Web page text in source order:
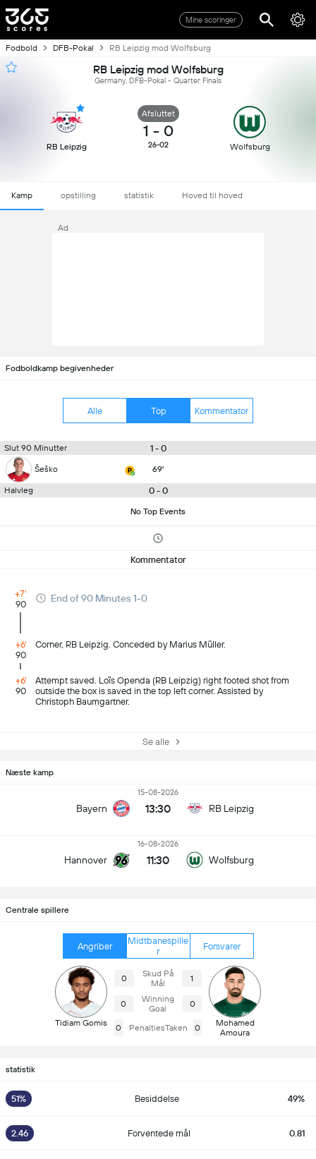
Mine scoringer
Fodbold DFB-Pokal RB Leipzig mod Wolfsburg
RB Leipzig mod Wolfsburg
Germany, DFB-Pokal - Quarter Finals
RB Leipzig
Afsluttet
1 - 0
26-02 Wolfsburg
Kamp opstilling statistik Hoved til hoved
Ad
Fodboldkamp begivenheder
Alle Top Kommentator
Slut 90 Minutter 1 - 0
Šeško 69'
Halvleg 0 - 0
No Top Events
Kommentator
+7'
90
End of 90 Minutes 1-0
+6'
90
Corner, RB Leipzig. Conceded by Marius Müller.
+6'
90
Attempt saved. Loïs Openda (RB Leipzig) right footed shot from
outside the box is saved in the top left corner. Assisted by
Christoph Baumgartner.
Se alle
Næste kamp
Bayern
15-08-2026
13:30 RB Leipzig
Hannover
16-08-2026
11:30 Wolfsburg
Centrale spillere
Angriber
Midtbanespille
r
Forsvarer
Tidiam Gomis
0
Skud På
Mål
1
0
Winning
Goal
0
0 PenaltiesTaken 0
Mohamed
Amoura
statistik
51% Besiddelse 49%
2.46 Forventede mål 0.81